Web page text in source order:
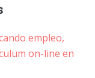
empleo,
on-line en